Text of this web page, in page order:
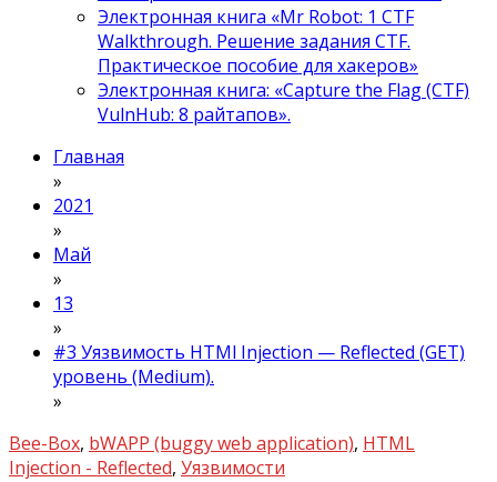
Электронная книга «Mr Robot: 1 CTF
Walkthrough. Решение задания CTF.
Практическое пособие для хакеров»
Электронная книга: «Capture the Flag (CTF)
VulnHub: 8 райтапов».
Главная
»
2021
»
Май
»
13
»
#3 Уязвимость HTMl Injection — Reflected (GET)
уровень (Medium).
»
Bee-Box, bWAPP (buggy web application), HTML
Injection - Reflected, Уязвимости